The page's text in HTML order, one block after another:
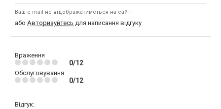
Ваш e-mail не відображатиметься на сайті
або Авторизуйтесь для написання відгуку
Враження
0/12
Обслуговування
0/12
Відгук: